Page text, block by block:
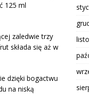
125 ml
zaledwie trzy
składa się aż w
dzięki bogactwu
na niską